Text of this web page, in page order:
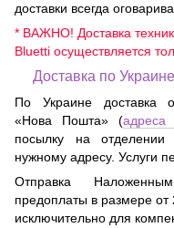
доставки всегда
* ВАЖНО! Доставка
Bluetti осуществляется
Доставка по
По Украине доставка
«Нова Пошта» (адреса
посылку на
нужному адресу. Услуги
Отправка
предоплаты в размере
исключительно для